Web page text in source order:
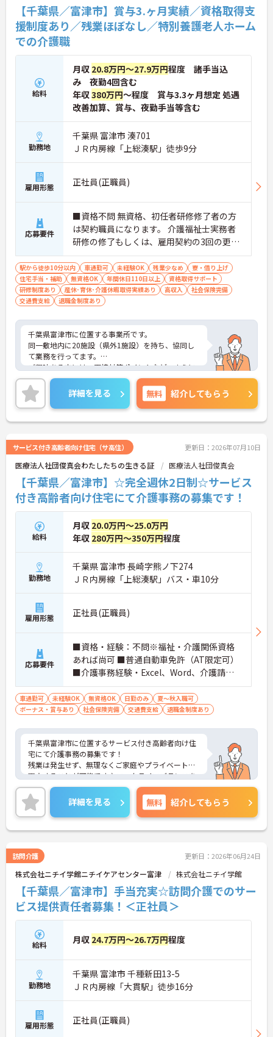
【千葉県／富津市】賞与3.ヶ月実績／資格取得支
援制度あり／残業ほぼなし／特別養護老人ホーム
での介護職
給料
月収 20.8万円～27.9万円程度 諸手当込
み 夜勤4回含む
年収380万円～程度 賞与3.3ヶ月想定 処遇
改善加算、賞与、夜勤手当等含む
勤務地
千葉県 富津市 湊701
ＪＲ内房線「上総湊駅」徒歩9分
雇用形態 正社員(正職員)
応募要件
■資格不問 無資格、初任者研修修了者の方
は契約職員になります。 介護福祉士実務者
研修の修了もしくは、雇用契約の3回の更新
で正職員に登用（資格取得支援制度あり）
駅から徒歩10分以内 車通勤可 未経験OK 残業少なめ
寮・借り上げ
住宅手当・補助
無資格OK 年間休日110日以上
資格取得サポート
研修制度あり
産休･育休･介護休暇取得実績あり 高収入
社会保険完備
交通費支給
退職金制度あり
千葉県富津市に位置する事業所です。
同一敷地内に20施設（県外1施設）を持ち、協同し
て業務を行ってます。
ご興味ある方には、面接対策ポイントなど、さらに
詳細をお話しいたしますのでお気軽にご相談くださ
い！
60年の歴史を誇る社会福祉法人です。
資格取得支援制度や、住宅手当、単身寮など福利厚
詳細を見る 無料 紹介してもらう
サービス付き高齢者向け住宅（サ高住） 更新日：2026年07月10日
医療法人社団俊真会わたしたちの生きる証 医療法人社団俊真会
【千葉県／富津市】☆完全週休2日制☆サービス
付き高齢者向け住宅にて介護事務の募集です！
給料
月収 20.0万円～25.0万円
年収 280万円～350万円程度
勤務地
千葉県 富津市 長崎字熊ノ下274
ＪＲ内房線「上総湊駅」バス・車10分
雇用形態 正社員(正職員)
応募要件
■資格・経験：不問※福祉・介護関係資格
あれば尚可 ■普通自動車免許（AT限定可）
■介護事務経験・Excel、Word、介護請求
ソフトできれば尚可
車通勤可 未経験OK 無資格OK 日勤のみ
夏～秋入職可
ボーナス・賞与あり
社会保険完備 交通費支給 退職金制度あり
千葉県富津市に位置するサービス付き高齢者向け住
宅にて介護事務の募集です！
残業は発生せず、無理なくご家庭やプライベートと
両立することが可能です♪ワークライフバランスを
重視したい方におすすめ◎
ご興味のある方には、面接対策ポイントなど、さら
に詳細をご案内しますのでお気軽にご相談くださ
い！
詳細を見る 無料 紹介してもらう
訪問介護 更新日：2026年06月24日
株式会社ニチイ学館ニチイケアセンター富津 株式会社ニチイ学館
【千葉県／富津市】手当充実☆訪問介護でのサー
ビス提供責任者募集！＜正社員＞
給料 月収 24.7万円～26.7万円程度
勤務地
千葉県 富津市 千種新田13-5
ＪＲ内房線「大貫駅」徒歩16分
雇用形態 正社員(正職員)